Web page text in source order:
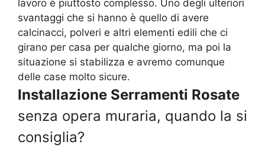
lavoro è piuttosto complesso. Uno degli ulteriori
svantaggi che si hanno è quello di avere
calcinacci, polveri e altri elementi edili che ci
girano per casa per qualche giorno, ma poi la
situazione si stabilizza e avremo comunque
delle case molto sicure.
Installazione Serramenti Rosate
senza opera muraria, quando la si
consiglia?